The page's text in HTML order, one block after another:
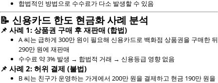
합법적인 방법으로 수수료가 다소 발생할 수 있음
📝 신용카드 한도 현금화 사례 분석
📌 사례 1: 상품권 구매 후 재판매 (합법)
A 씨는 급하게 300만 원이 필요해 신용카드로 백화점 상품권을 구매한 뒤
290만 원에 재판매
수수료 약 3% 발생 → 합법적 거래 → 신용등급 영향 없음
📌 사례 2: 허위 결제 (불법)
B 씨는 친구가 운영하는 가게에서 200만 원을 결제하고 현금 190만 원을